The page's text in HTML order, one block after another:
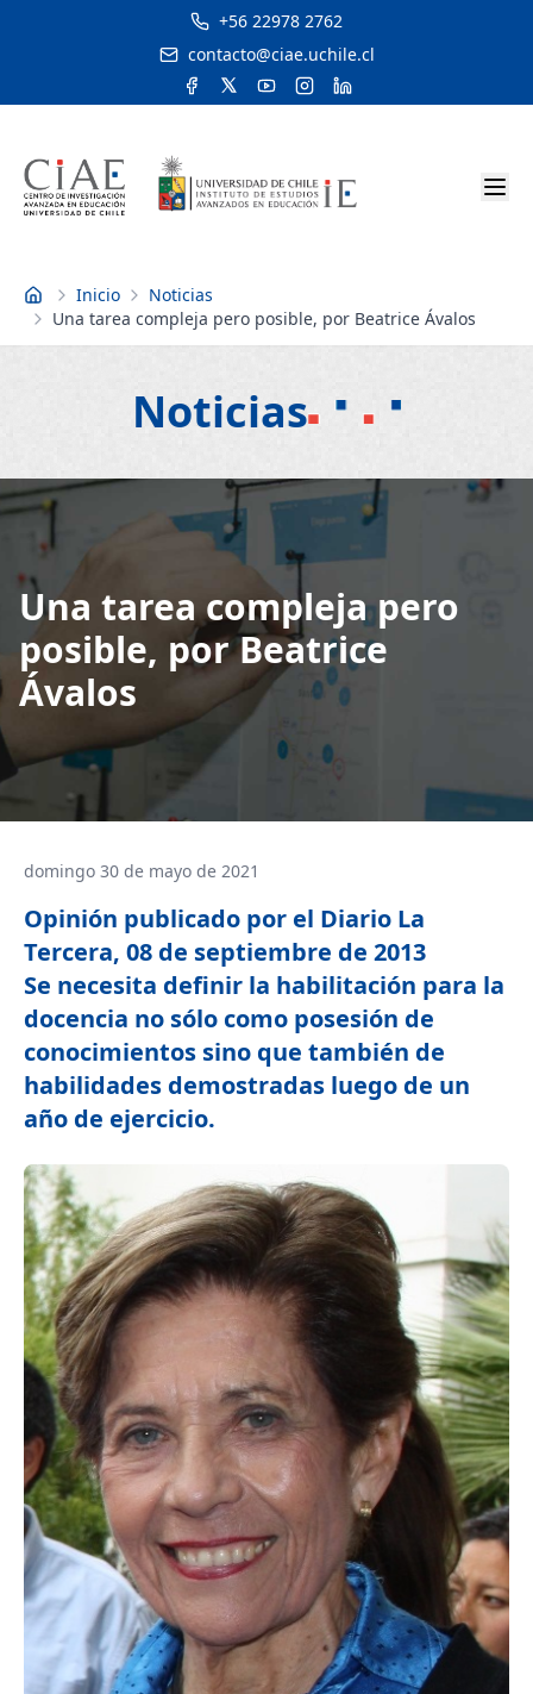
+56 22978 2762
contacto@ciae.uchile.cl
Inicio Inicio
Noticias
Una tarea compleja pero posible, por Beatrice Ávalos
Noticias
Una tarea compleja pero
posible, por Beatrice
Ávalos
domingo 30 de mayo de 2021
Opinión publicado por el Diario La
Tercera, 08 de septiembre de 2013
Se necesita definir la habilitación para la
docencia no sólo como posesión de
conocimientos sino que también de
habilidades demostradas luego de un
año de ejercicio.